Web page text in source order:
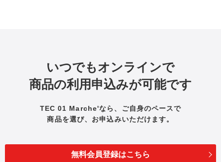
いつでもオンラインで
商品の利用申込みが可能です
TEC 01 Marche'なら、ご自身のペースで
商品を選び、お申込みいただけます。
無料会員登録はこちら